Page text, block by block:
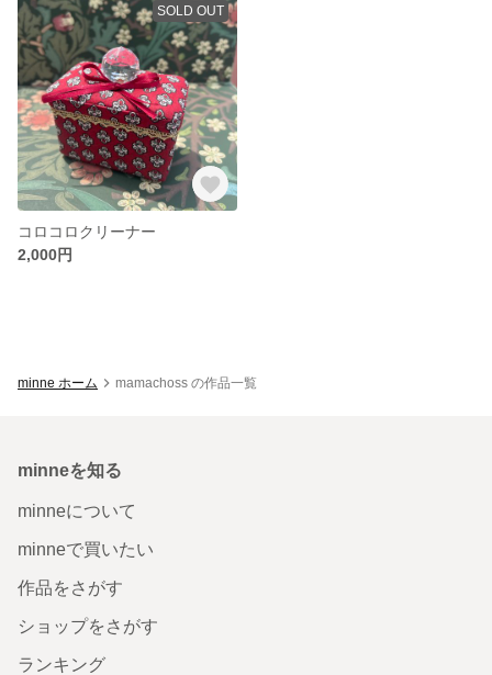
SOLD OUT
コロコロクリーナー
2,000円
minne ホーム mamachoss の作品一覧
minneを知る
minneについて
minneで買いたい
作品をさがす
ショップをさがす
ランキング